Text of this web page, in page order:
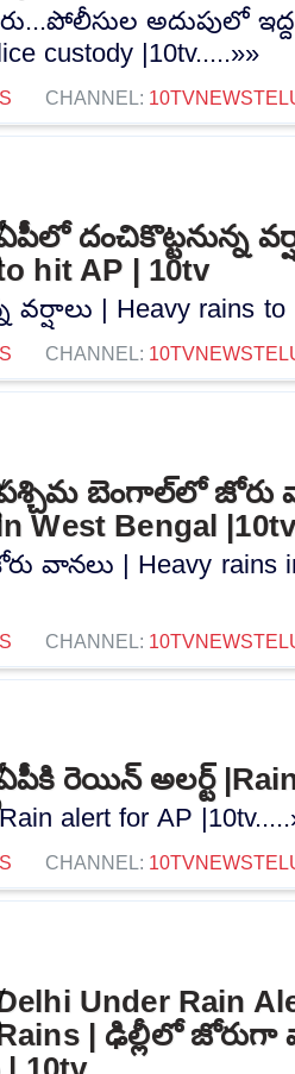
అదుపులో
custody |10tv.....»»
CHANNEL:
దంచికొట్టనున్న
hit AP | 10tv
| Heavy rains to
CHANNEL:
బెంగాల్‌లో జోరు
West Bengal
వానలు | Heavy rains
CHANNEL:
రెయిన్ అలర్ట్
alert for AP
CHANNEL:
Under Rain
| ఢిల్లీలో